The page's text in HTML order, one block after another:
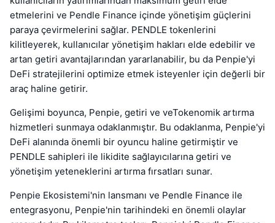
etmelerini ve Pendle Finance içinde yönetişim güçlerini
paraya çevirmelerini sağlar. PENDLE tokenlerini
kilitleyerek, kullanıcılar yönetişim hakları elde edebilir ve
artan getiri avantajlarından yararlanabilir, bu da Penpie'yi
DeFi stratejilerini optimize etmek isteyenler için değerli bir
araç haline getirir.
Gelişimi boyunca, Penpie, getiri ve veTokenomik artırma
hizmetleri sunmaya odaklanmıştır. Bu odaklanma, Penpie'yi
DeFi alanında önemli bir oyuncu haline getirmiştir ve
PENDLE sahipleri ile likidite sağlayıcılarına getiri ve
yönetişim yeteneklerini artırma fırsatları sunar.
Penpie Ekosistemi'nin lansmanı ve Pendle Finance ile
entegrasyonu, Penpie'nin tarihindeki en önemli olaylar